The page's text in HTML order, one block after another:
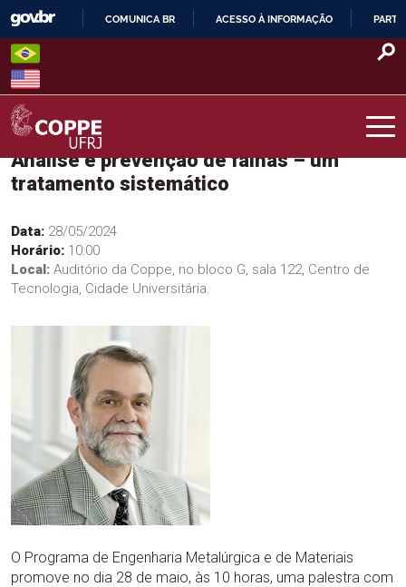
Skip
content
O
COMUNICA BR ACESSO À INFORMAÇÃO
COPPE – UFRJ
Análise e prevenção de falhas – um
tratamento sistemático
Data: 28/05/2024
Horário: 10:00
Local: Auditório da Coppe, no bloco G, sala 122, Centro de
Tecnologia, Cidade Universitária.
O Programa de Engenharia Metalúrgica e de Materiais
promove no dia 28 de maio, às 10 horas, uma palestra com